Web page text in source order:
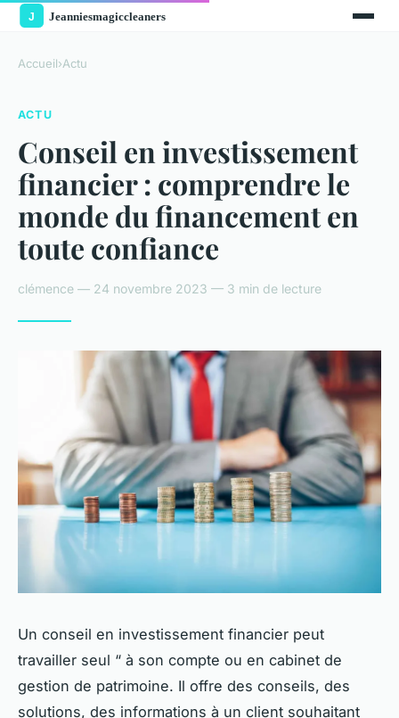
Accueil›Actu
ACTU
Conseil en investissement
financier : comprendre le
monde du financement en
toute confiance
clémence — 24 novembre 2023 — 3 min de lecture
Un conseil en investissement financier peut
travailler seul “ à son compte ou en cabinet de
gestion de patrimoine. Il offre des conseils, des
solutions, des informations à un client souhaitant